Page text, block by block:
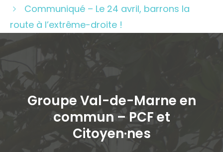
Communiqué – Le 24 avril, barrons la
route à l’extrême-droite !
Groupe Val-de-Marne en
commun – PCF et
Citoyen·nes